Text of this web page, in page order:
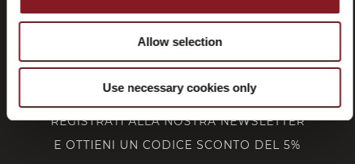
Allow selection
Use necessary cookies only
REGISTRATI ALLA NOSTRA NEWSLETTER
E OTTIENI UN CODICE SCONTO DEL 5%